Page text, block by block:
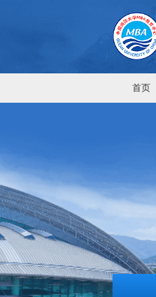
首页